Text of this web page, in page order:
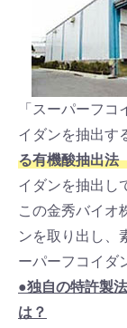
「スーパーフ
イダンを抽出す
る有機酸抽出法
イダンを抽出し
この金秀バイオ
ンを取り出し、
ーパーフコイダ
●独自の特許製
は？